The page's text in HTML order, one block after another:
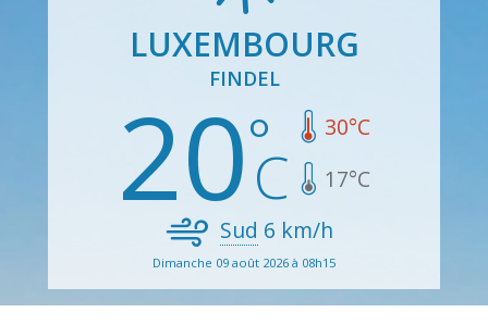
LUXEMBOURG
FINDEL
20 30°C
17°C
Sud 6 km/h
Dimanche 09 août 2026 à 08h15